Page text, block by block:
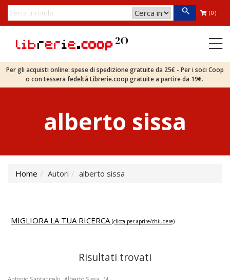
(0)
Per gli acquisti online: spese di spedizione gratuite da 25€ - Per i soci Coop
o con tessera fedeltà Librerie.coop gratuite a partire da 19€.
alberto sissa
Home Autori alberto sissa
MIGLIORA LA TUA RICERCA (clicca per aprire/chiudere)
Risultati trovati